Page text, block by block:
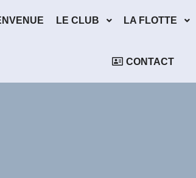
LE CLUB LA FLOTTE
CONTACT